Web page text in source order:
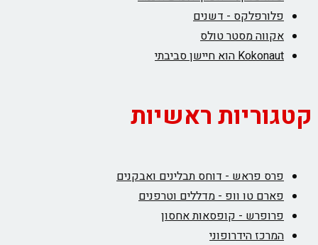
פלורפלקס - דשנים
אקווה מסטר טולס
Kokonaut הוא חיישן סביבתי
קטגוריות ראשיות
פרס פראש - דוחס תבלינים ואבקנים
פארם טו וופ - מדללים וטרפנים
פרופרש - קופסאות אחסון
המרכז הידרופוני